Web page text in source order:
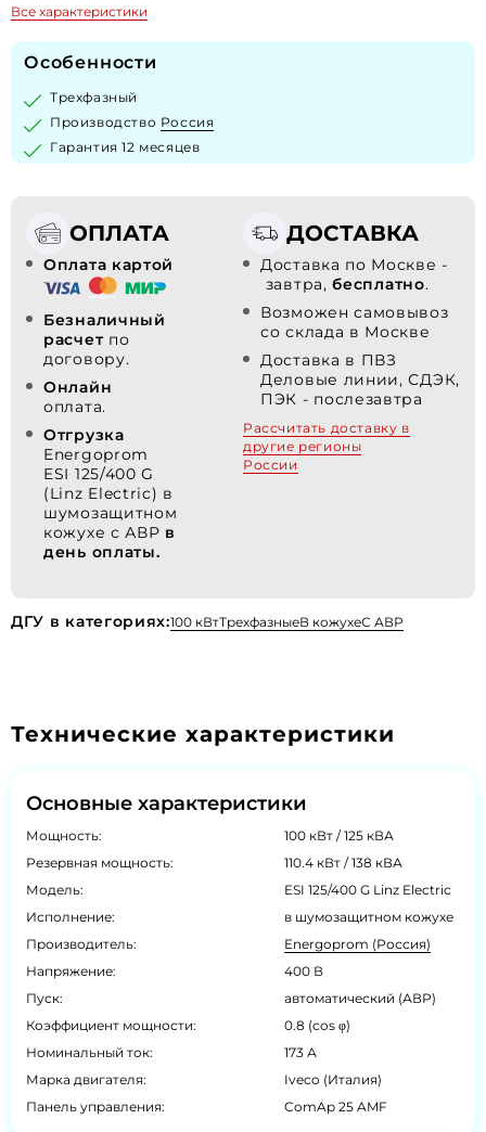
Все характеристики
Особенности
Трехфазный
Производство Россия
Гарантия 12 месяцев
ОПЛАТА
Оплата картой
Безналичный
расчет по
договору.
Онлайн
оплата.
Отгрузка
Energoprom
ESI 125/400 G
(Linz Electric) в
шумозащитном
кожухе с АВР в
день оплаты.
ДОСТАВКА
Доставка по Москве -
завтра,бесплатно.
Возможен самовывоз
со склада в Москве
Доставка в ПВЗ
Деловые линии, СДЭК,
ПЭК - послезавтра
Рассчитать доставку в
другие регионы
России
ДГУ в категориях:100 кВтТрехфазныеВ кожухеС АВР
Технические характеристики
Основные характеристики
Мощность:
100 кВт / 125 кВА
Резервная мощность:
110.4 кВт / 138 кВА
Модель:
ESI 125/400 G Linz Electric
Исполнение:
в шумозащитном кожухе
Производитель:
Energoprom (Россия)
Напряжение:
400 В
Пуск:
автоматический (АВР)
Коэффициент мощности:
0.8 (cos φ)
Номинальный ток:
173 А
Марка двигателя:
Iveco (Италия)
Панель управления:
ComAp 25 AMF